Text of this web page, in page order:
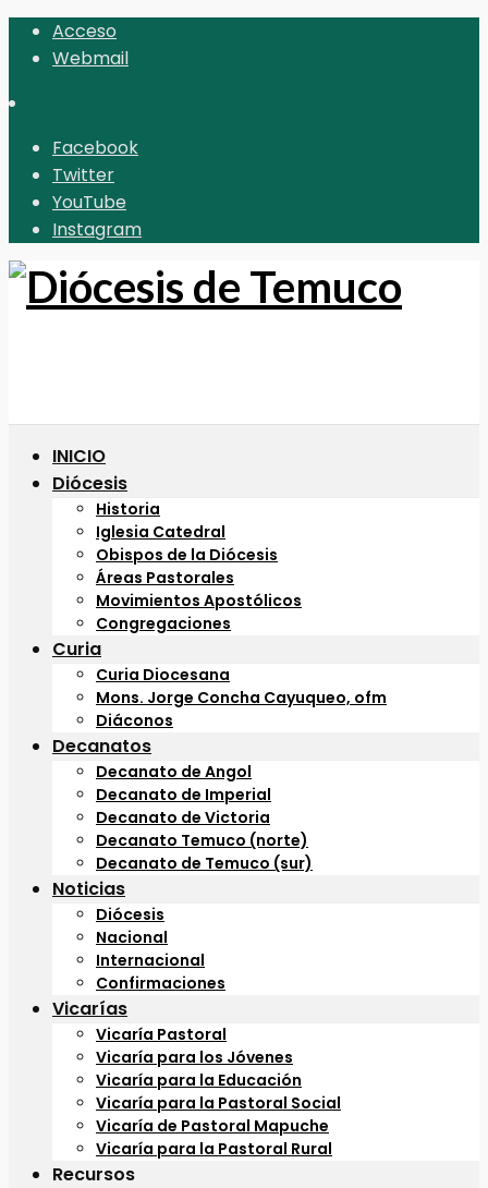
Acceso
Webmail
Facebook
Twitter
YouTube
Instagram
INICIO
Diócesis
Historia
Iglesia Catedral
Obispos de la Diócesis
Áreas Pastorales
Movimientos Apostólicos
Congregaciones
Curia
Curia Diocesana
Mons. Jorge Concha Cayuqueo, ofm
Diáconos
Decanatos
Decanato de Angol
Decanato de Imperial
Decanato de Victoria
Decanato Temuco (norte)
Decanato de Temuco (sur)
Noticias
Diócesis
Nacional
Internacional
Confirmaciones
Vicarías
Vicaría Pastoral
Vicaría para los Jóvenes
Vicaría para la Educación
Vicaría para la Pastoral Social
Vicaría de Pastoral Mapuche
Vicaría para la Pastoral Rural
Recursos